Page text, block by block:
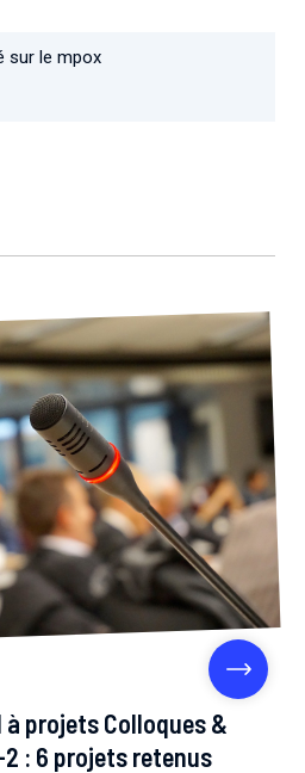
sur le mpox
à projets Colloques &
: 6 projets retenus